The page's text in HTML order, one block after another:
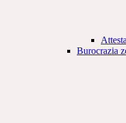
Burocrazia